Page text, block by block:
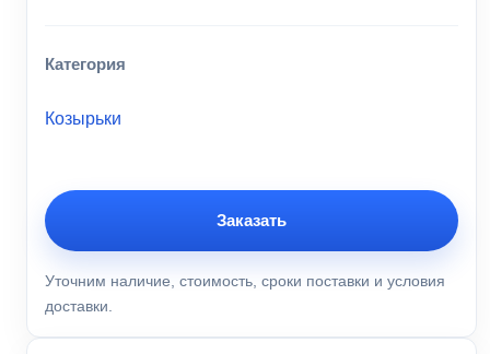
Категория
Козырьки
Заказать
Уточним наличие, стоимость, сроки поставки и условия
доставки.